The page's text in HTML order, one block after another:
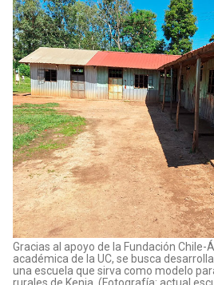
Gracias al apoyo de la Fundación Chile-
académica de la UC, se busca
una escuela que sirva como modelo
rurales de Kenia. (Fotografía: actual